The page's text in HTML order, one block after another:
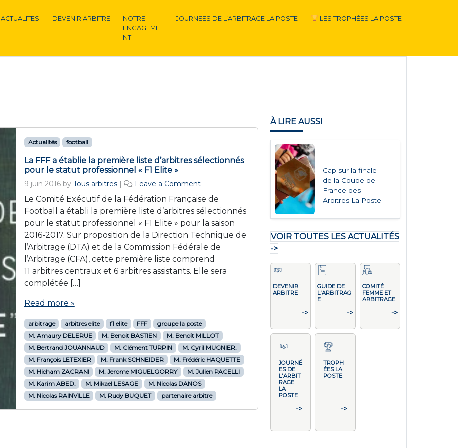
ACTUALITES DEVENIR ARBITRE
NOTRE
ENGAGEME
NT
JOURNEES DE L’ARBITRAGE LA POSTE LES TROPHÉES LA POSTE
Actualités football
La FFF a établie la première liste d’arbitres sélectionnés
pour le statut professionnel « F1 Elite »
9 juin 2016by Tous arbitres | Leave a Comment
Le Comité Exécutif de la Fédération Française de
Football a établi la première liste d’arbitres sélectionnés
pour le statut professionnel « F1 Elite » pour la saison
2016-2017. Sur proposition de la Direction Technique de
l’Arbitrage (DTA) et de la Commission Fédérale de
l’Arbitrage (CFA), cette première liste comprend
11 arbitres centraux et 6 arbitres assistants. Elle sera
complétée […]
Read more »
arbitrage arbitres elite f1 elite FFF
groupe la poste
M. Amaury DELERUE
M. Benoit BASTIEN
M. Benoît MILLOT
M. Bertrand JOUANNAUD
M. Clément TURPIN
M. Cyril MUGNIER.
M. François LETEXIER
M. Frank SCHNEIDER
M. Frédéric HAQUETTE
M. Hicham ZACRANI
M. Jerome MIGUELGORRY
M. Julien PACELLI
M. Karim ABED.
M. Mikael LESAGE
M. Nicolas DANOS
M. Nicolas RAINVILLE
M. Rudy BUQUET partenaire arbitre
À LIRE AUSSI
Cap sur la finale
de la Coupe de
France des
Arbitres La Poste
VOIR TOUTES LES ACTUALITÉS
->
DEVENIR
ARBITRE
->
GUIDE DE
L'ARBITRAG
E
->
COMITÉ
FEMME ET
ARBITRAGE
->
JOURNÉ
ES DE
L'ARBIT
RAGE
LA
POSTE
->
TROPH
ÉES LA
POSTE
->